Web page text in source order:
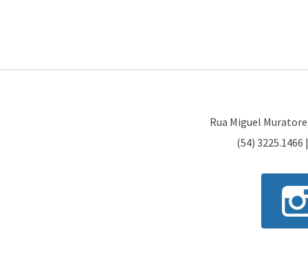
Rua Miguel
(54) 3225.1466